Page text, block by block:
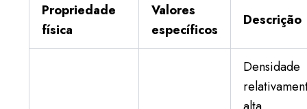
Propriedade
física
Valores
específicos
Descrição
Densidade